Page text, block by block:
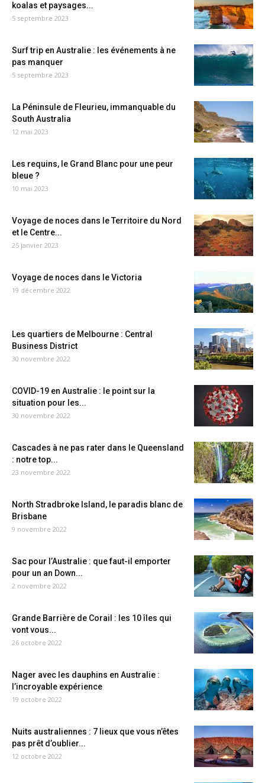
koalas et paysages...
5 septembre 2023
Surf trip en Australie : les événements à ne
pas manquer
5 septembre 2023
La Péninsule de Fleurieu, immanquable du
South Australia
12 mai 2023
Les requins, le Grand Blanc pour une peur
bleue ?
10 mai 2023
Voyage de noces dans le Territoire du Nord
et le Centre...
25 janvier 2023
Voyage de noces dans le Victoria
19 décembre 2022
Les quartiers de Melbourne : Central
Business District
30 novembre 2022
COVID-19 en Australie : le point sur la
situation pour les...
30 novembre 2022
Cascades à ne pas rater dans le Queensland
: notre top...
23 novembre 2022
North Stradbroke Island, le paradis blanc de
Brisbane
9 novembre 2022
Sac pour l’Australie : que faut-il emporter
pour un an Down...
2 novembre 2022
Grande Barrière de Corail : les 10 îles qui
vont vous...
26 octobre 2022
Nager avec les dauphins en Australie :
l’incroyable expérience
19 octobre 2022
Nuits australiennes : 7 lieux que vous n’êtes
pas prêt d’oublier...
12 octobre 2022